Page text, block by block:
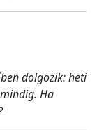
dolgozik: heti
Ha